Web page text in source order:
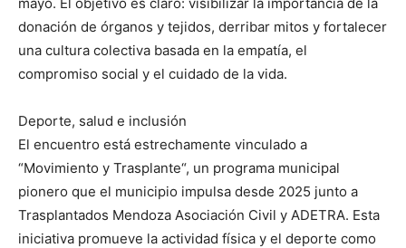
donación de órganos y tejidos, derribar mitos y fortalecer
una cultura colectiva basada en la empatía, el
compromiso social y el cuidado de la vida.
Deporte, salud e inclusión
El encuentro está estrechamente vinculado a
“Movimiento y Trasplante“, un programa municipal
pionero que el municipio impulsa desde 2025 junto a
Trasplantados Mendoza Asociación Civil y ADETRA. Esta
iniciativa promueve la actividad física y el deporte como